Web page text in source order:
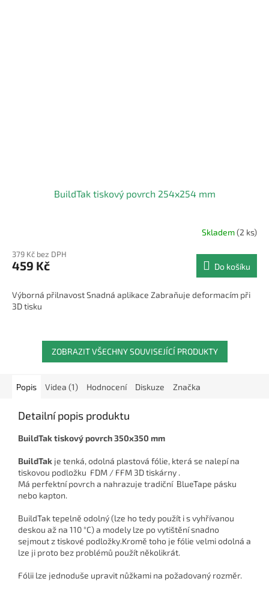
BuildTak tiskový povrch 254x254 mm
Skladem(2 ks)
379 Kč bez DPH
459 Kč Do košíku
Výborná přilnavost Snadná aplikace Zabraňuje deformacím při
3D tisku
ZOBRAZIT VŠECHNY SOUVISEJÍCÍ PRODUKTY
Popis Videa (1) Hodnocení Diskuze Značka
Detailní popis produktu
BuildTak tiskový povrch 350x350 mm
BuildTak je tenká, odolná plastová fólie, která se nalepí na
tiskovou podložku FDM / FFM 3D tiskárny .
Má perfektní povrch a nahrazuje tradiční BlueTape pásku
nebo kapton.
BuildTak tepelně odolný (lze ho tedy použít i s vyhřívanou
deskou až na 110 °C) a modely lze po vytištění snadno
sejmout z tiskové podložky.Kromě toho je fólie velmi odolná a
lze ji proto bez problémů použít několikrát.
Fólii lze jednoduše upravit nůžkami na požadovaný rozměr.